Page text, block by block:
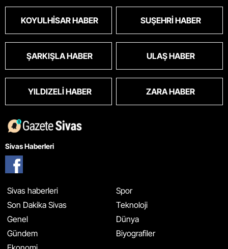
KOYULHISAR HABER SUŞEHRI HABER
ŞARKIŞLA HABER ULAŞ HABER
YILDIZELI HABER ZARA HABER
Sivas Haberleri
Sivas haberleri
Son Dakika Sivas
Genel
Gündem
Spor
Teknoloji
Dünya
Biyografiler